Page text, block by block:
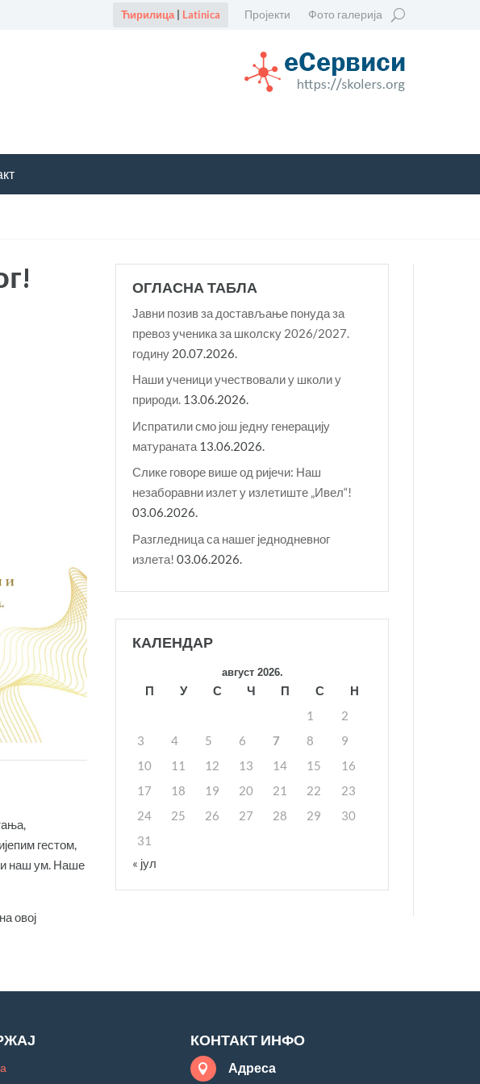
Пројекти Фото галерија
Ћирилица| Latinica
гестом,
наш ум. Наше
овој
ОГЛАСНА ТАБЛА
Јавни позив за достављање понуда за
превоз ученика за школску 2026/2027.
годину 20.07.2026.
Наши ученици учествовали у школи у
природи. 13.06.2026.
Испратили смо још једну генерацију
матураната 13.06.2026.
Слике говоре више од ријечи: Наш
незаборавни излет у излетиште „Ивел“!
03.06.2026.
Разгледница са нашег једнодневног
излета! 03.06.2026.
КАЛЕНДАР
август 2026.
П У С Ч П С
Н
1
2
3
4 5 6 7 8
9
10
11 12 13 14 15
16
17
18 19 20 21 22
23
24
25 26 27 28 29
30
31
« јул
КОНТАКТ ИНФО
 Адреса